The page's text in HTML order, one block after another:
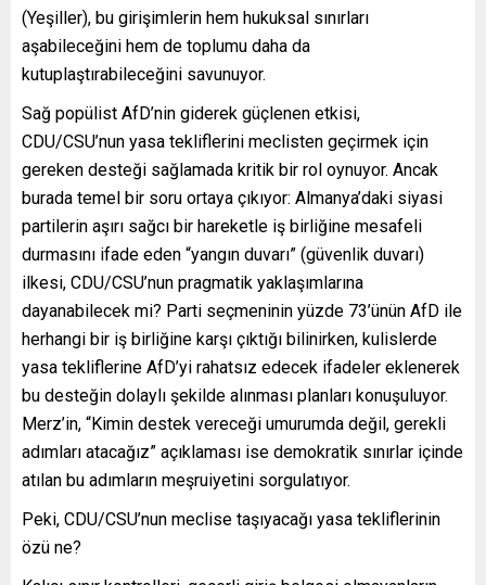
(Yeşiller), bu girişimlerin hem hukuksal sınırları
aşabileceğini hem de toplumu daha da
kutuplaştırabileceğini savunuyor.
Sağ popülist AfD’nin giderek güçlenen etkisi,
CDU/CSU’nun yasa tekliflerini meclisten geçirmek için
gereken desteği sağlamada kritik bir rol oynuyor. Ancak
burada temel bir soru ortaya çıkıyor: Almanya’daki siyasi
partilerin aşırı sağcı bir hareketle iş birliğine mesafeli
durmasını ifade eden “yangın duvarı” (güvenlik duvarı)
ilkesi, CDU/CSU’nun pragmatik yaklaşımlarına
dayanabilecek mi? Parti seçmeninin yüzde 73’ünün AfD ile
herhangi bir iş birliğine karşı çıktığı bilinirken, kulislerde
yasa tekliflerine AfD’yi rahatsız edecek ifadeler eklenerek
bu desteğin dolaylı şekilde alınması planları konuşuluyor.
Merz’in, “Kimin destek vereceği umurumda değil, gerekli
adımları atacağız” açıklaması ise demokratik sınırlar içinde
atılan bu adımların meşruiyetini sorgulatıyor.
Peki, CDU/CSU’nun meclise taşıyacağı yasa tekliflerinin
özü ne?